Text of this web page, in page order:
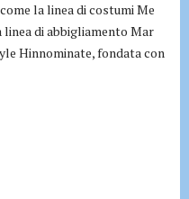
la linea di costumi Me
di abbigliamento Mar
Hinnominate, fondata con